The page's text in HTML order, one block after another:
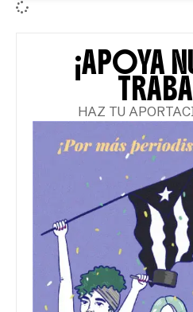
¡APOYA
HAZ TU